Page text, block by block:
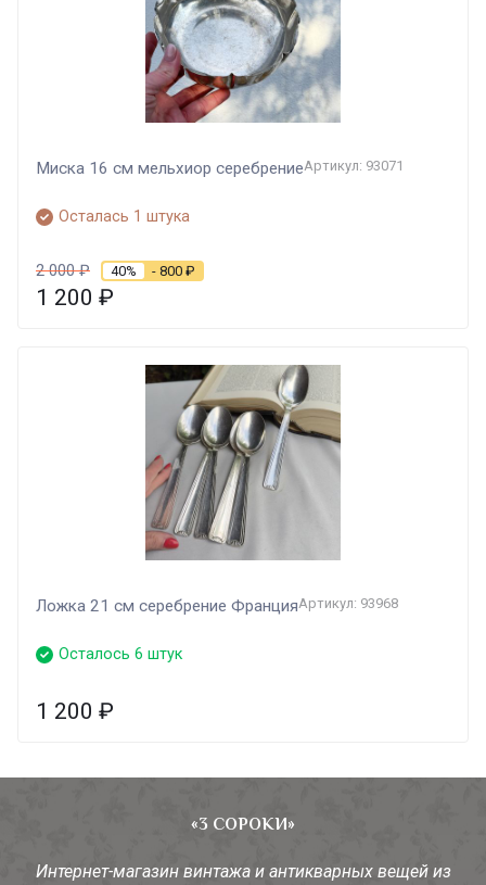
Миска 16 см мельхиор серебрениеАртикул: 93071
Осталась 1 штука
2 000₽ 40% - 800 ₽
1 200 ₽
Ложка 21 см серебрение ФранцияАртикул: 93968
Осталось 6 штук
1 200 ₽
«3 СОРОКИ»
Интернет-магазин винтажа и антикварных вещей из